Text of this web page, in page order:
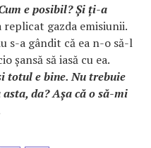
e posibil? Și ți-a
replicat gazda emisiunii.
s-a gândit că ea n-o să-l
șansă să iasă cu ea.
totul e bine. Nu trebuie
da? Așa că o să-mi